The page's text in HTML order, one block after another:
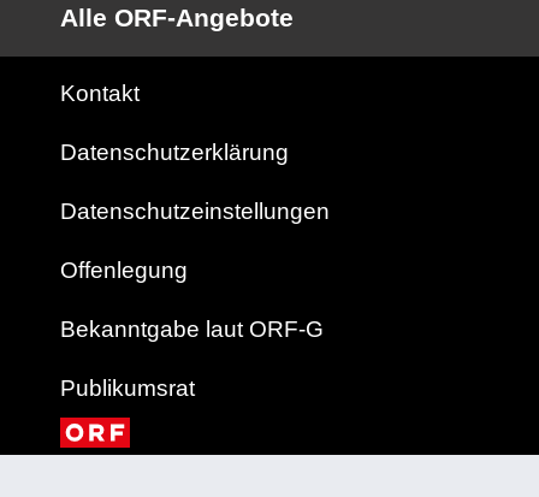
Alle ORF-Angebote
Kontakt
Datenschutzerklärung
Datenschutzeinstellungen
Offenlegung
Bekanntgabe laut ORF-G
Publikumsrat